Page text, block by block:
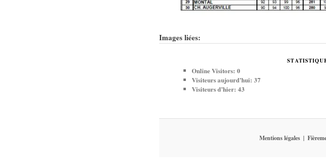
Images liées:
Online Visitors:0
Visiteurs aujourd’hui:37
Visiteurs d’hier:43
Mentions légales